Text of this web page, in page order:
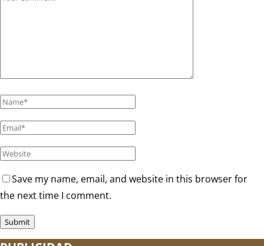
Save my name, email, and website in this browser for
the next time I comment.